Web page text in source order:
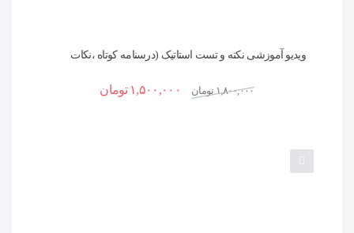
ویدیو آموزشی نکته و تست استاتیک (درسنامه کوتاه ،نکات
۱,۸۰۰,۰۰۰تومان ۱,۵۰۰,۰۰۰ تومان